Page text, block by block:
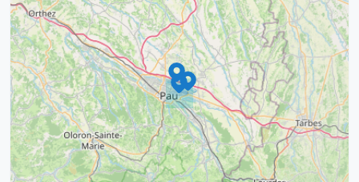
2
3
12
4
7
16
9